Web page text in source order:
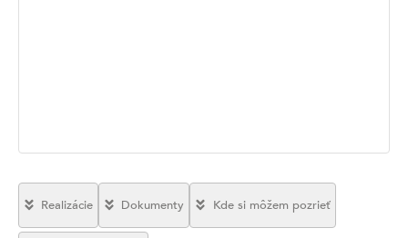
Realizácie Dokumenty Kde si môžem pozrieť